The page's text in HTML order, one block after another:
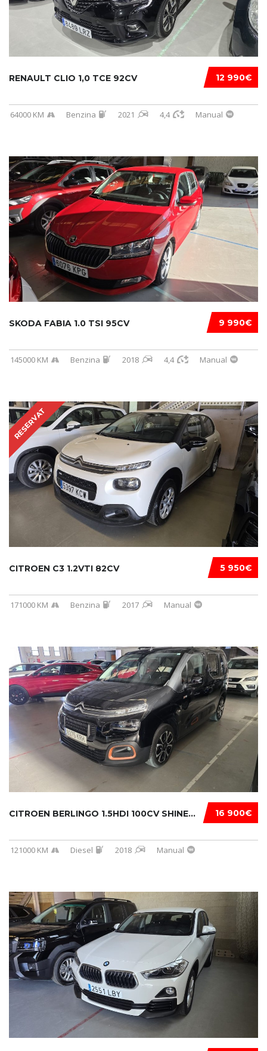
12 990€
RENAULT CLIO 1,0 TCE 92CV
64000 KM Benzina 2021 4,4 Manual
9 990€
SKODA FABIA 1.0 TSI 95CV
145000 KM Benzina 2018 4,4 Manual
RESERVAT
5 950€
CITROEN C3 1.2VTI 82CV
171000 KM Benzina 2017 Manual
16 900€
CITROEN BERLINGO 1.5HDI 100CV SHINE...
121000 KM Diesel 2018 Manual